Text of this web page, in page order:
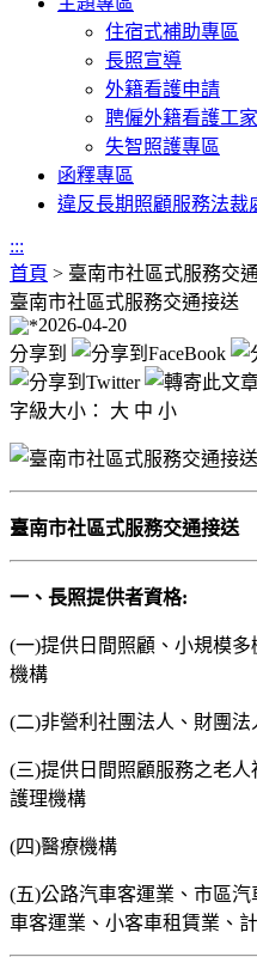
住宿式補助專區
長照宣導
外籍看護申請
聘僱外籍看護工
失智照護專區
函釋專區
違反長期照顧服務法裁
:::
首頁 > 臺南市社區式服務交
臺南市社區式服務交通接送
2026-04-20
分享到
字級大小： 大 中 小
臺南市社區式服務交通接送
一、長照提供者資格:
(一)提供日間照顧、小規模
機構
(二)非營利社團法人、財團
(三)提供日間照顧服務之老
護理機構
(四)醫療機構
(五)公路汽車客運業、市區
車客運業、小客車租賃業、